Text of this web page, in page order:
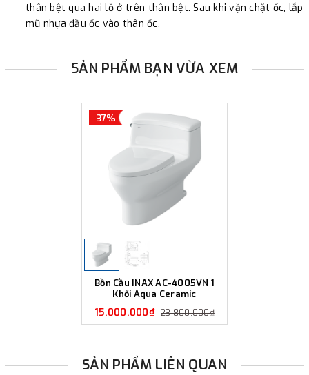
thân bệt qua hai lỗ ở trên thân bệt. Sau khi vặn chặt ốc, lắp
mũ nhựa đầu ốc vào thân ốc.
SẢN PHẨM BẠN VỪA XEM
37%
Bồn Cầu INAX AC-4005VN 1
Khối Aqua Ceramic
15.000.000₫ 23.800.000₫
SẢN PHẨM LIÊN QUAN